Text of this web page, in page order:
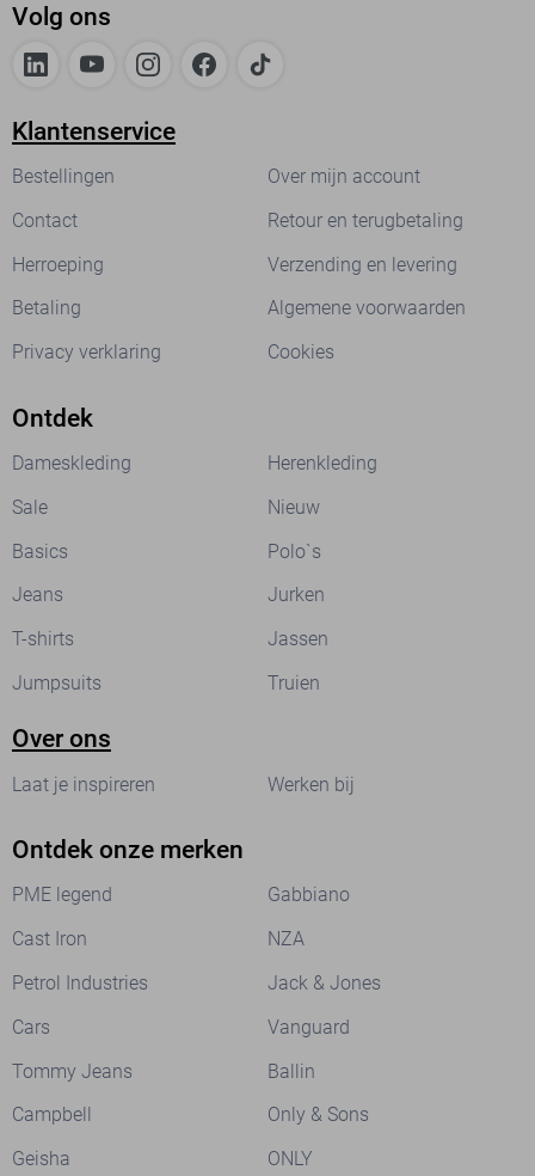
Volg ons
Klantenservice
Bestellingen
Over mijn account
Contact
Retour en terugbetaling
Herroeping
Verzending en levering
Betaling
Algemene voorwaarden
Privacy verklaring
Cookies
Ontdek
Dameskleding
Herenkleding
Sale
Nieuw
Basics
Polo`s
Jeans
Jurken
T-shirts
Jassen
Jumpsuits
Truien
Over ons
Laat je inspireren Werken bij
Ontdek onze merken
PME legend
Gabbiano
Cast Iron
NZA
Petrol Industries
Jack & Jones
Cars
Vanguard
Tommy Jeans
Ballin
Campbell
Only & Sons
Geisha
ONLY